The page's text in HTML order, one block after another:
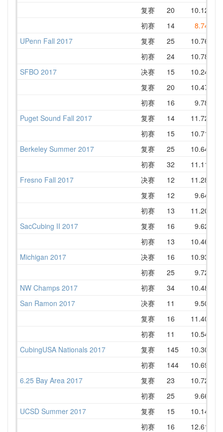
复赛
20 10.12
初赛
14 8.74
UPenn Fall 2017
复赛 25 10.76
初赛
24 10.78
SFBO 2017
决赛 15 10.24
复赛
20 10.47
初赛
16 9.78
Puget Sound Fall 2017
复赛 14 11.72
初赛
15 10.71
Berkeley Summer 2017
复赛 25 10.64
初赛
32 11.11
Fresno Fall 2017
决赛 12 11.28
复赛
12 9.64
初赛
13 11.20
SacCubing II 2017
复赛 16 9.62
初赛
13 10.46
Michigan 2017
决赛 16 10.93
初赛
25 9.72
NW Champs 2017
初赛 34 10.48
San Ramon 2017
决赛 11 9.50
复赛
16 11.40
初赛
11 10.54
CubingUSA Nationals 2017
复赛 145 10.30
初赛
144 10.69
6.25 Bay Area 2017
复赛 23 10.72
初赛
25 9.66
UCSD Summer 2017
复赛 15 10.14
初赛
16 12.61